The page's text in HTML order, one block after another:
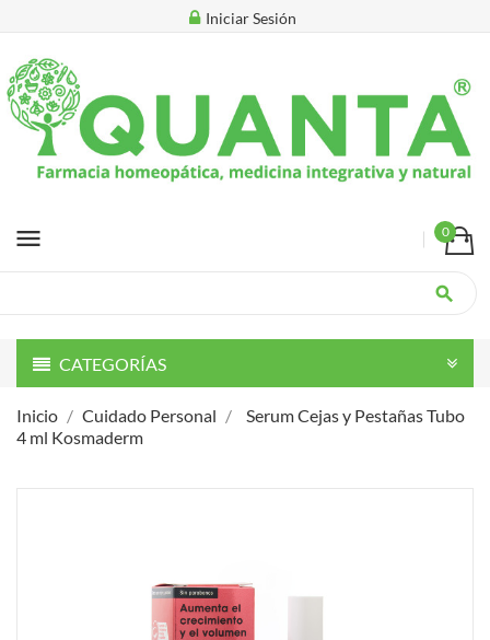
Iniciar Sesión
menu 0
search
CATEGORÍAS
Inicio Cuidado Personal
Serum Cejas y Pestañas Tubo
4 ml Kosmaderm